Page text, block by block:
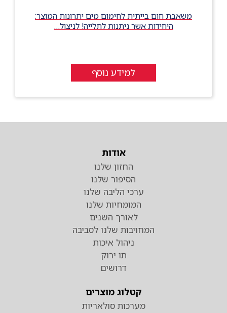
משאבת חום בייתית לחימום מים יתרונות המוצר:
היחידות אשר ניתנות לתלייה! לניצול…
למידע נוסף
אודות
החזון שלנו
הסיפור שלנו
ערכי הליבה שלנו
המומחיות שלנו
לאורך השנים
המחויבות שלנו לסביבה
ניהול איכות
תו ירוק
דרושים
קטלוג מוצרים
מערכות סולאריות